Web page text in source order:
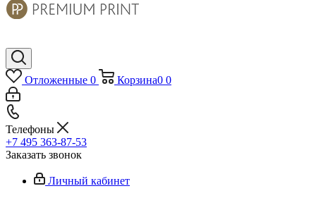
Отложенные 0 Корзина0 0
Телефоны
+7 495 363-87-53
Заказать звонок
Личный кабинет